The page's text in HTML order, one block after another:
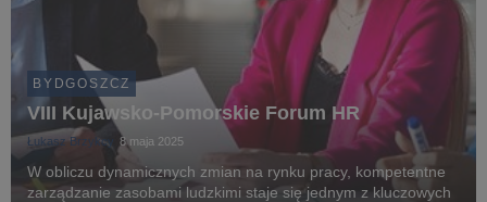
BYDGOSZCZ
​VIII Kujawsko-Pomorskie Forum HR
Łukasz Brzykcy 8 maja 2025
W obliczu dynamicznych zmian na rynku pracy, kompetentne
zarządzanie zasobami ludzkimi staje się jednym z kluczowych